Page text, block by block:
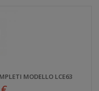
MODELLO LCE63